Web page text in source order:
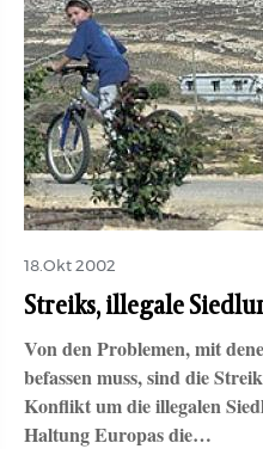
18.Okt 2002
Streiks, illegale
Von den Problemen, mit
befassen muss, sind die
Konflikt um die illegalen
Haltung Europas die…